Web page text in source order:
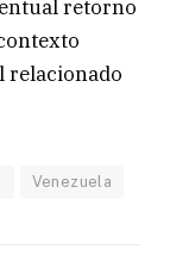
retorno
relacionado
Venezuela